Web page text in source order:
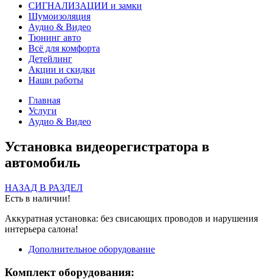
СИГНАЛИЗАЦИИ и замки
Шумоизоляция
Аудио & Видео
Тюнинг авто
Всё для комфорта
Детейлинг
Акции и скидки
Наши работы
Главная
Услуги
Аудио & Видео
Установка видеорегистратора в
автомобиль
НАЗАД В РАЗДЕЛ
Есть в наличии!
Аккуратная установка: без свисающих проводов и нарушения
интерьера салона!
Дополнительное оборудование
Комплект оборудования: